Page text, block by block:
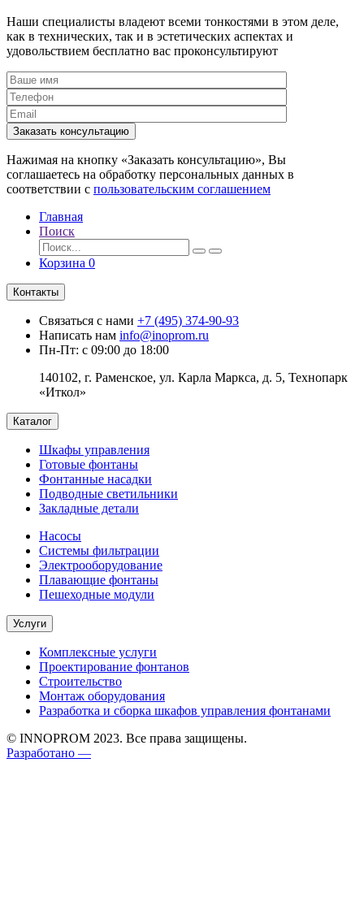
Наши специалисты владеют всеми тонкостями в этом деле,
как в технических, так и в эстетических аспектах и
удовольствием бесплатно вас проконсультируют
Заказать консультацию
Нажимая на кнопку «Заказать консультацию», Вы
соглашаетесь на обработку персональных данных в
соответствии с пользовательским соглашением
Главная
Поиск
Корзина 0
Контакты
Связаться с нами +7 (495) 374-90-93
Написать нам info@inoprom.ru
Пн-Пт: с 09:00 до 18:00
140102, г. Раменское, ул. Карла Маркса, д. 5, Технопарк
«Иткол»
Каталог
Шкафы управления
Готовые фонтаны
Фонтанные насадки
Подводные светильники
Закладные детали
Насосы
Системы фильтрации
Электрооборудование
Плавающие фонтаны
Пешеходные модули
Услуги
Комплексные услуги
Проектирование фонтанов
Строительство
Монтаж оборудования
Разработка и сборка шкафов управления фонтанами
© INNOPROM 2023. Все права защищены.
Разработано —